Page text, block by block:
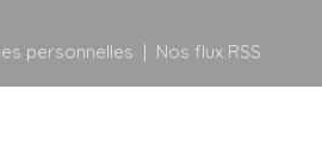
personnelles | Nos flux RSS